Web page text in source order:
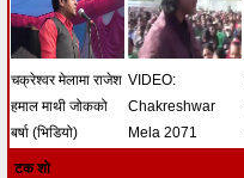
चक्रेश्वर मेलामा राजेश
हमाल माथी जोकको
बर्षा (भिडियो)
VIDEO:
Chakreshwar
Mela 2071
टक शो